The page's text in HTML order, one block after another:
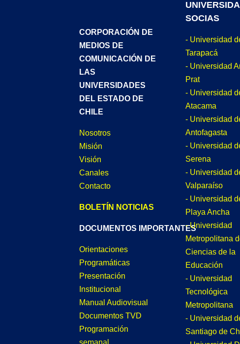
CORPORACIÓN DE
MEDIOS DE
COMUNICACIÓN DE
LAS
UNIVERSIDADES
DEL ESTADO DE
CHILE
Nosotros
Misión
Visión
Canales
Contacto
BOLETÍN NOTICIAS
DOCUMENTOS IMPORTANTES
Orientaciones
Programáticas
Presentación
Institucional
Manual Audiovisual
Documentos TVD
Programación
semanal
SOCIAS
- Universidad
Tarapacá
- Universidad
Prat
- Universidad
Atacama
- Universidad
Antofagasta
- Universidad
Serena
- Universidad
Valparaíso
- Universidad
Playa Ancha
- Universidad
Metropolitana
Ciencias de la
Educación
- Universidad
Tecnológica
Metropolitana
- Universidad
Santiago de